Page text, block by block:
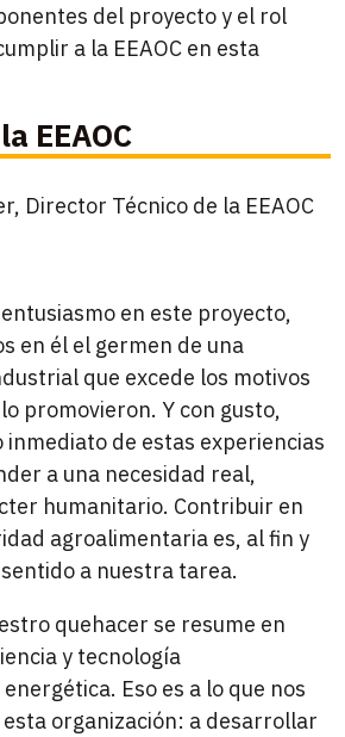
del proyecto y el rol
a la EEAOC en esta
EEAOC
Director Técnico de la EEAOC
en este proyecto,
en él el germen de una
que excede los motivos
promovieron. Y con gusto,
de estas experiencias
a una necesidad real,
humanitario. Contribuir en
agroalimentaria es, al fin y
a nuestra tarea.
quehacer se resume en
y tecnología
Eso es a lo que nos
organización: a desarrollar